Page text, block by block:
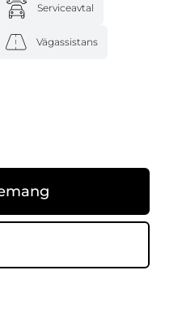
Serviceavtal
Vägassistans